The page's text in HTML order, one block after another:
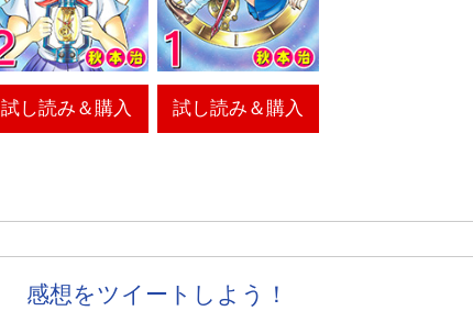
試し読み＆購入 試し読み＆購入
感想をツイートしよう！